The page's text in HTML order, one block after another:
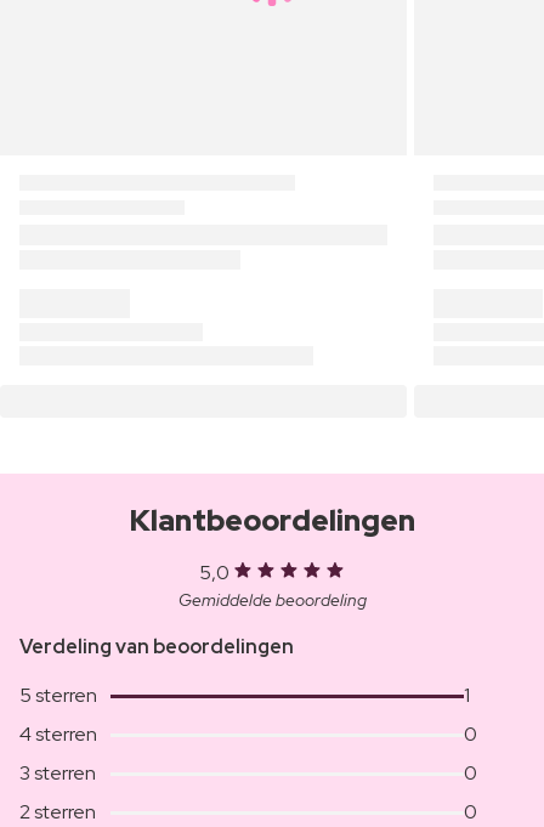
Klantbeoordelingen
5,0
Gemiddelde beoordeling
Verdeling van beoordelingen
5 sterren
1
4 sterren
0
3 sterren
0
2 sterren
0